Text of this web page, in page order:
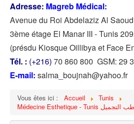
Adresse: Magreb Médical:
Avenue du Roi Abdelaziz Al Saoud
3ème étage El Manar III - Tunis
(présdu Kiosque Oillibya et Face
Tél. : (+216) 70 860 800 GSM: 29
E-mail: salma_boujnah@yahoo.fr
Vous êtes ici : Accueil
Tunis
Médecine Esthetique - Tunis طب التجميل